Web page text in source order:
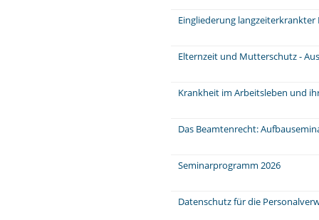
Eingliederung
Elternzeit und Mutterschutz -
Krankheit im Arbeitsleben und
Das Beamtenrecht:
Seminarprogramm 2026
Datenschutz für die